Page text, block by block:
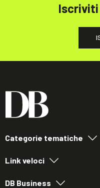
Categorie tematiche
Link veloci
DB Business